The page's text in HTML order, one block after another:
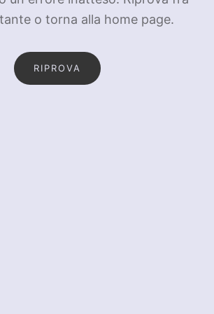
o torna alla home page.
RIPROVA